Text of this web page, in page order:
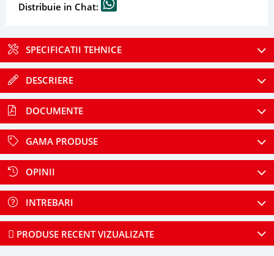
Distribuie in Chat:
SPECIFICATII TEHNICE
DESCRIERE
DOCUMENTE
GAMA PRODUSE
OPINII
INTREBARI
PRODUSE RECENT VIZUALIZATE